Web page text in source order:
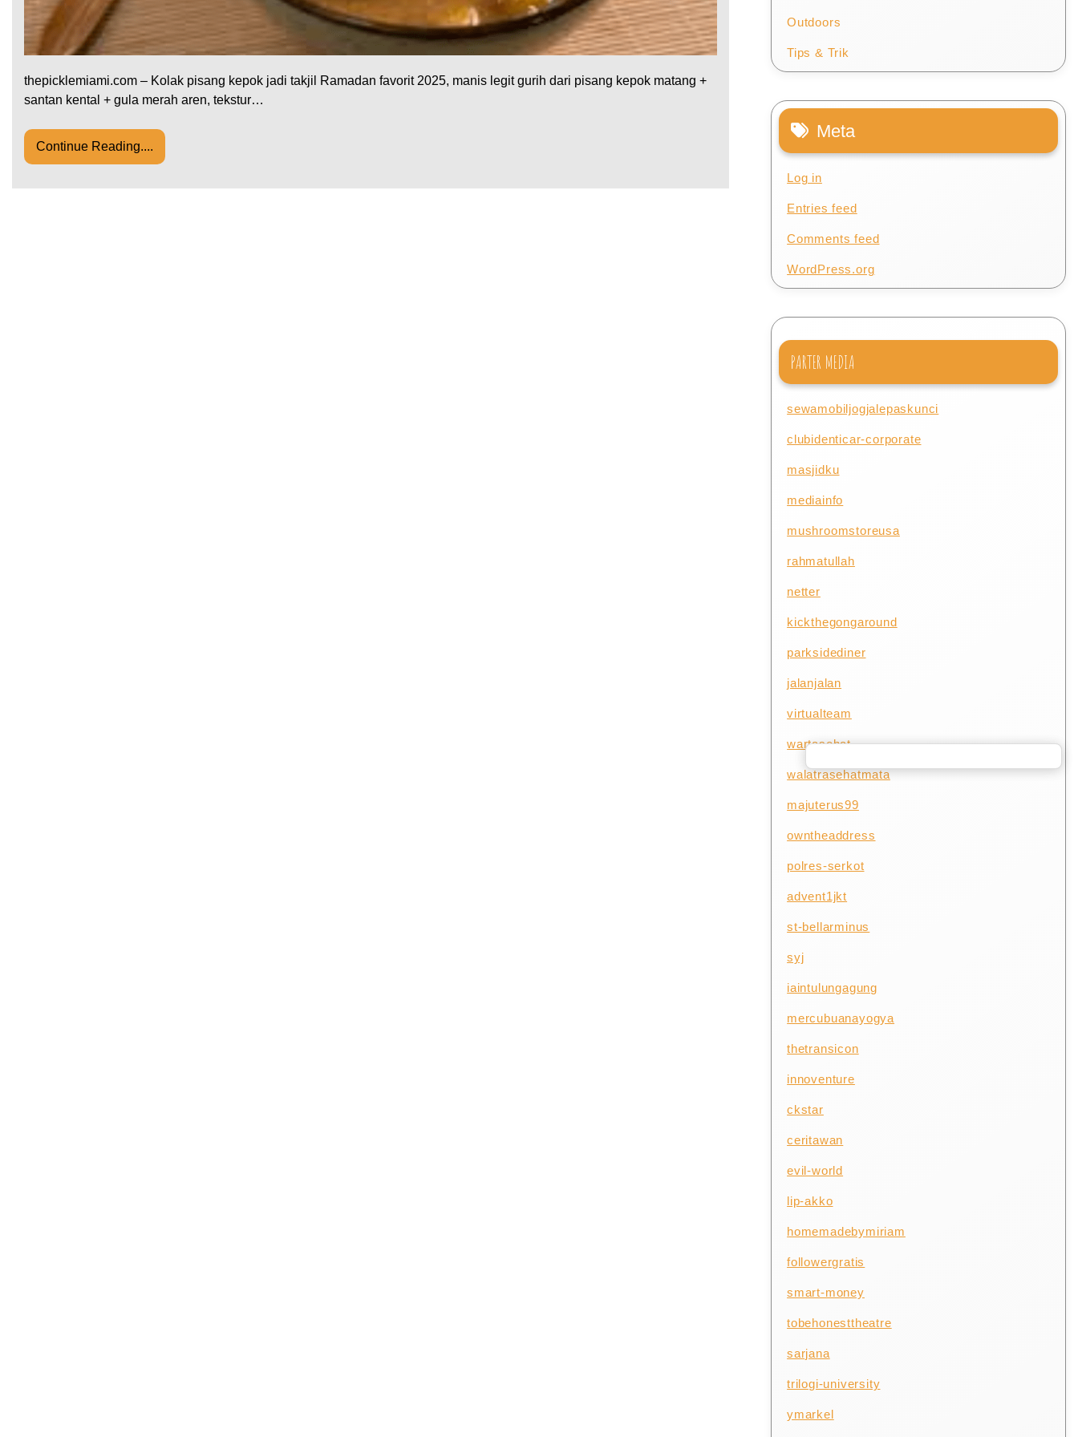
thepicklemiami.com – Kolak pisang kepok jadi takjil Ramadan favorit 2025, manis legit gurih dari pisang kepok matang +
santan kental + gula merah aren, tekstur…
Continue Reading....
Outdoors
Tips & Trik
Meta
Log in
Entries feed
Comments feed
WordPress.org
PARTER MEDIA
sewamobiljogjalepaskunci
clubidenticar-corporate
masjidku
mediainfo
mushroomstoreusa
rahmatullah
netter
kickthegongaround
parksidediner
jalanjalan
virtualteam
wartasehat
walatrasehatmata
majuterus99
owntheaddress
polres-serkot
advent1jkt
st-bellarminus
syj
iaintulungagung
mercubuanayogya
thetransicon
innoventure
ckstar
ceritawan
evil-world
lip-akko
homemadebymiriam
followergratis
smart-money
tobehonesttheatre
sarjana
trilogi-university
ymarkel